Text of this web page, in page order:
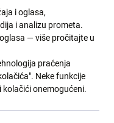
i oglasa,
i analizu prometa.
— više pročitajte u
praćenja
Neke funkcije
kolačići onemogućeni.